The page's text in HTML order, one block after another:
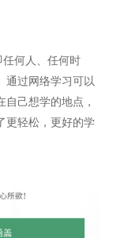
何人、任何时
通过网络学习可以
己想学的地点，
更轻松，更好的学